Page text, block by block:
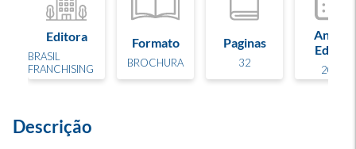
Editora
BRASIL
FRANCHISING
Formato
BROCHURA
Paginas
32
Ano de
Edição
2026
Descrição